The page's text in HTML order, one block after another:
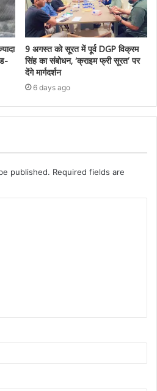
9 अगस्त को सूरत में पूर्व DGP विक्रम
सिंह का संबोधन, ‘क्राइम फ्री सूरत’ पर
देंगे मार्गदर्शन
6 days ago
published. Required fields are